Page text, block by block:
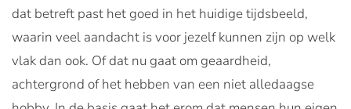
dat betreft past het goed in het huidige tijdsbeeld,
waarin veel aandacht is voor jezelf kunnen zijn op welk
vlak dan ook. Of dat nu gaat om geaardheid,
achtergrond of het hebben van een niet alledaagse